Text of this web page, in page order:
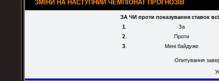
ЗМІНИ НА НАСТУПНИЙ ЧЕМПІОНАТ ПРОГНОЗІВ
ЗА ЧИ проти показування ставок
1
За
2
Проти
3
Мені байдуже
Опитування